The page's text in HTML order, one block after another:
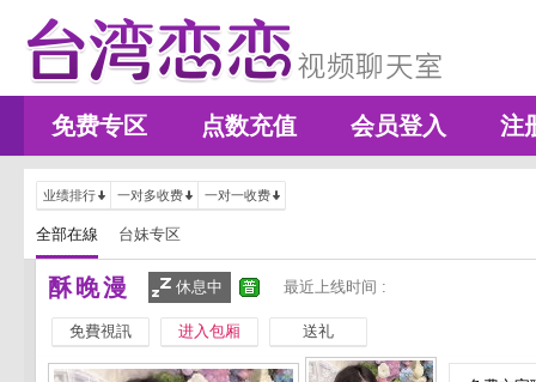
免费专区 点数充值 会员登入 注
业绩排行 一对多收费 一对一收费
全部在線 台妹专区
酥晚漫 休息中 最近上线时间 :
免費視訊 进入包厢 送礼